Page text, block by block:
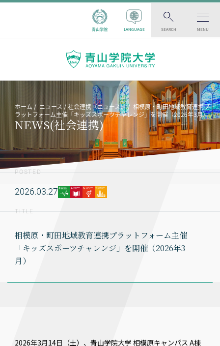
青山学院 LANGUAGE SEARCH MENU
ホーム ニュース 社会連携（ニュース）
相模原・町田地域教育連携プ
ラットフォーム主催「キッズスポーツチャレンジ」を開催（2026年3月）
NEWS(社会連携)
POSTED
2026.03.27
TITLE
相模原・町田地域教育連携プラットフォーム主催
「キッズスポーツチャレンジ」を開催（2026年3
月）
2026年3月14日（土）、青山学院大学 相模原キャンパス A棟